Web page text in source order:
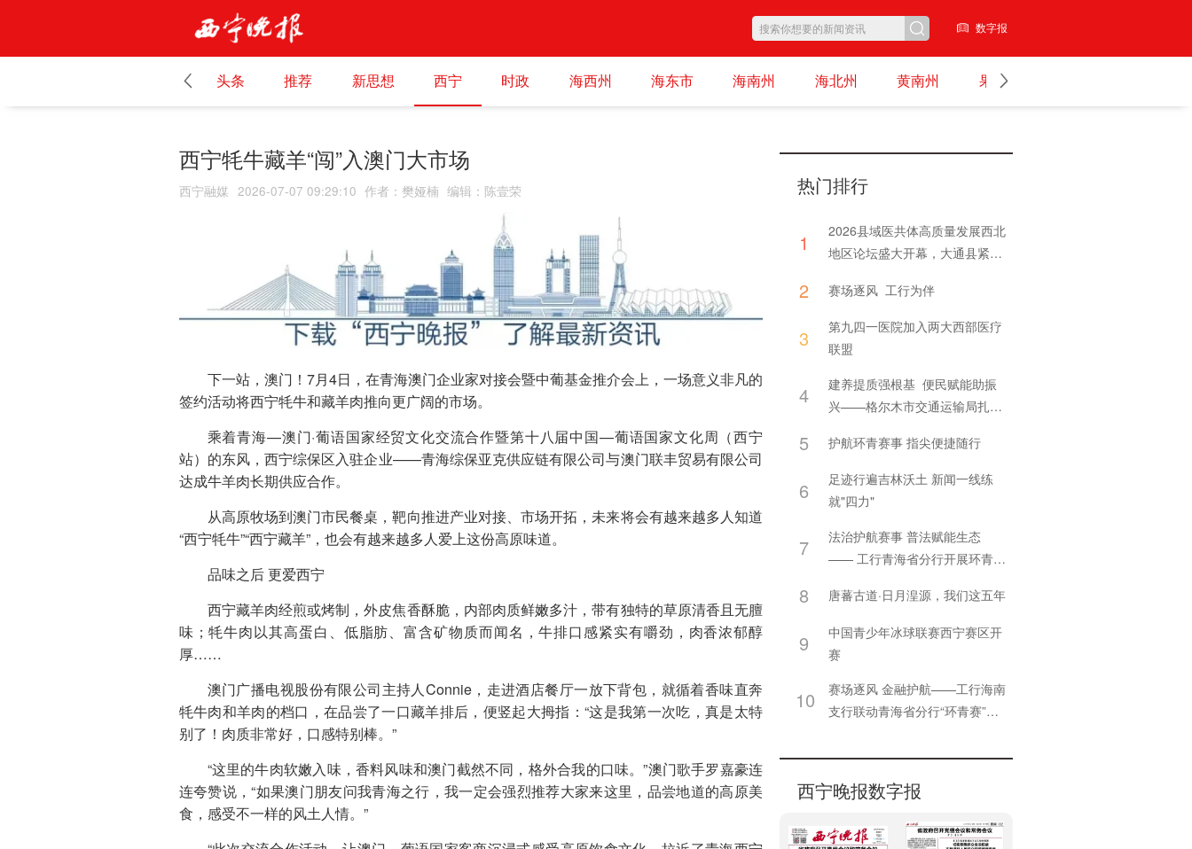
数字报
头条 推荐 新思想 西宁 时政 海西州 海东市 海南州 海北州 黄南州 果洛州
西宁牦牛藏羊“闯”入澳门大市场
西宁融媒 2026-07-07 09:29:10 作者 ： 樊娅楠 编辑 ： 陈壹荣
下一站，澳门！7月4日，在青海澳门企业家对接会暨中葡基金推介会上，一场意义非凡的
签约活动将西宁牦牛和藏羊肉推向更广阔的市场。
乘着青海—澳门·葡语国家经贸文化交流合作暨第十八届中国—葡语国家文化周（西宁
站）的东风，西宁综保区入驻企业——青海综保亚克供应链有限公司与澳门联丰贸易有限公司
达成牛羊肉长期供应合作。
从高原牧场到澳门市民餐桌，靶向推进产业对接、市场开拓，未来将会有越来越多人知道
“西宁牦牛”“西宁藏羊”，也会有越来越多人爱上这份高原味道。
品味之后 更爱西宁
西宁藏羊肉经煎或烤制，外皮焦香酥脆，内部肉质鲜嫩多汁，带有独特的草原清香且无膻
味；牦牛肉以其高蛋白、低脂肪、富含矿物质而闻名，牛排口感紧实有嚼劲，肉香浓郁醇
厚……
澳门广播电视股份有限公司主持人Connie，走进酒店餐厅一放下背包，就循着香味直奔
牦牛肉和羊肉的档口，在品尝了一口藏羊排后，便竖起大拇指：“这是我第一次吃，真是太特
别了！肉质非常好，口感特别棒。”
“这里的牛肉软嫩入味，香料风味和澳门截然不同，格外合我的口味。”澳门歌手罗嘉豪连
连夸赞说，“如果澳门朋友问我青海之行，我一定会强烈推荐大家来这里，品尝地道的高原美
食，感受不一样的风土人情。”
热门排行
1
2026县域医共体高质量发展西北
地区论坛盛大开幕，大通县紧密
2 赛场逐风 工行为伴
3
第九四一医院加入两大西部医疗
联盟
4
建养提质强根基 便民赋能助振
兴——格尔木市交通运输局扎实
建设工作
5 护航环青赛事 指尖便捷随行
6
足迹行遍吉林沃土 新闻一线练
就"四力"
7
法治护航赛事 普法赋能生态
—— 工行青海省分行开展环青赛
8 唐蕃古道·日月湟源，我们这五年
9
中国青少年冰球联赛西宁赛区开
赛
10
赛场逐风 金融护航——工行海南
支行联动青海省分行“环青赛”开
西宁晚报数字报